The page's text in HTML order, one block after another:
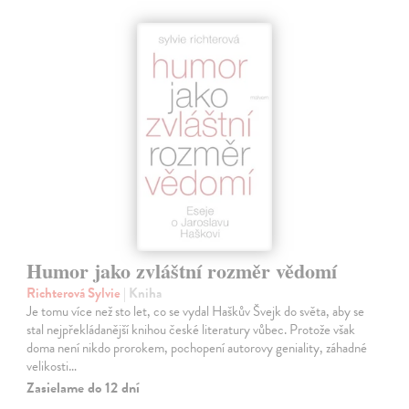
Humor jako zvláštní rozměr vědomí
Richterová Sylvie | Kniha
Je tomu více než sto let, co se vydal Haškův Švejk do světa, aby se
stal nejpřekládanější knihou české literatury vůbec. Protože však
doma není nikdo prorokem, pochopení autorovy geniality, záhadné
velikosti…
Zasielame do 12 dní